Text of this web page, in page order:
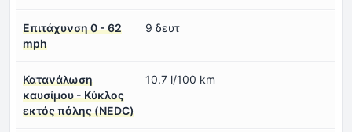
Επιτάχυνση 0 - 62
mph
9 δευτ
Κατανάλωση
καυσίμου - Κύκλος
εκτός πόλης (NEDC)
10.7 l/100 km